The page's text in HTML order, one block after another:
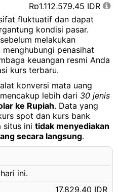
Rp1,112,579.45 IDR
Rp1,112,758.78 IDR
Rp1,112,938.12 IDR
Rp1,113,117.45 IDR
Rp1,113,296.78 IDR
Rp1,113,476.11 IDR
Rp1,113,655.45 IDR
Rp1,113,834.78 IDR
Rp1,114,014.11 IDR
Rp1,114,372.78 IDR
fluktuatif dan dapat
kondisi pasar.
melakukan
penasihat
keuangan resmi Anda
kurs terbaru.
konversi mata uang
lebih dari 30 jenis
ke Rupiah. Data yang
spot dan kurs bank
situs ini tidak menyediakan
secara langsung.
ini.
17,829.40 IDR